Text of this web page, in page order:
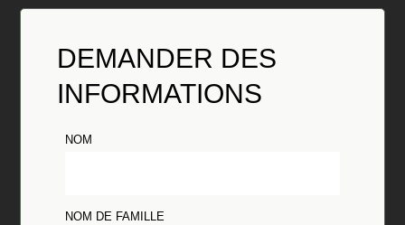
DEMANDER DES
INFORMATIONS
NOM
NOM DE FAMILLE